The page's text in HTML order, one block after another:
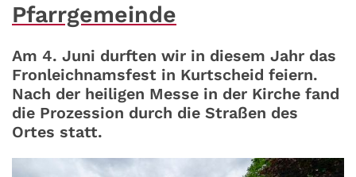
Pfarrgemeinde
Am 4. Juni durften wir in diesem Jahr das
Fronleichnamsfest in Kurtscheid feiern.
Nach der heiligen Messe in der Kirche fand
die Prozession durch die Straßen des
Ortes statt.